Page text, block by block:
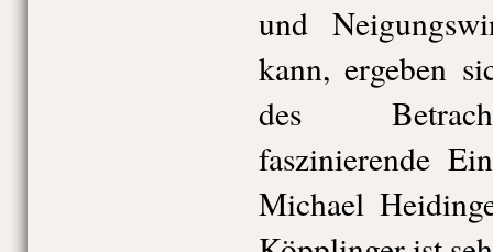
und
kann, ergeben
des
faszinierende
Michael